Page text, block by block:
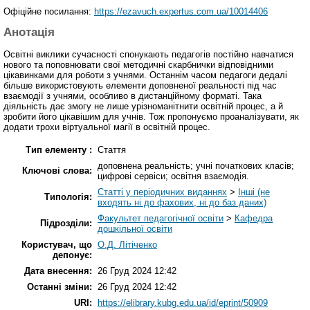
Офіційне посилання: https://ezavuch.expertus.com.ua/10014406
Анотація
Освітні виклики сучасності спонукають педагогів постійно навчатися
нового та поповнювати свої методичні скарбнички відповідними
цікавинками для роботи з учнями. Останнім часом педагоги дедалі
більше використовують елементи доповненої реальності під час
взаємодії з учнями, особливо в дистанційному форматі. Така
діяльність дає змогу не лише урізноманітнити освітній процес, а й
зробити його цікавішим для учнів. Тож пропонуємо проаналізувати, як
додати трохи віртуальної магії в освітній процес.
Тип елементу : Стаття
Ключові слова: доповнена реальність; учні початкових класів;
цифрові сервіси; освітня взаємодія.
Типологія: Статті у періодичних виданнях > Інші (не
входять ні до фахових, ні до баз даних)
Підрозділи: Факультет педагогічної освіти > Кафедра
дошкільної освіти
Користувач, що
депонує:
О.Д. Літіченко
Дата внесення: 26 Груд 2024 12:42
Останні зміни: 26 Груд 2024 12:42
URI:
https://elibrary.kubg.edu.ua/id/eprint/50909